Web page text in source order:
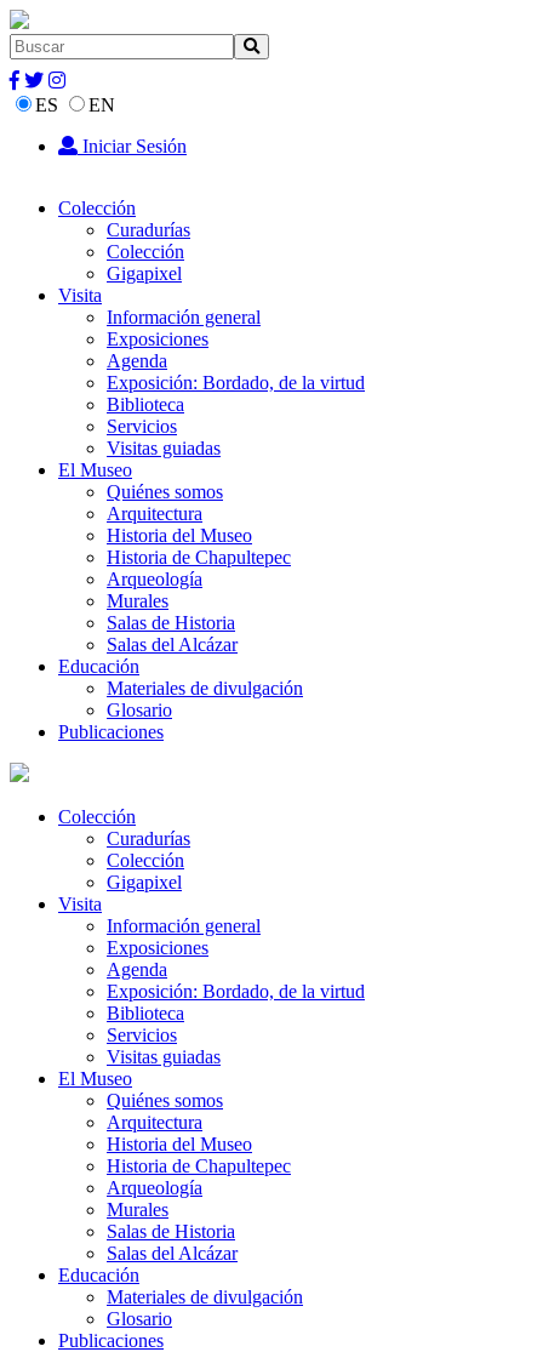
ES
EN
Iniciar Sesión
Colección
Curadurías
Colección
Gigapixel
Visita
Información general
Exposiciones
Agenda
Exposición: Bordado, de la virtud
Biblioteca
Servicios
Visitas guiadas
El Museo
Quiénes somos
Arquitectura
Historia del Museo
Historia de Chapultepec
Arqueología
Murales
Salas de Historia
Salas del Alcázar
Educación
Materiales de divulgación
Glosario
Publicaciones
Colección
Curadurías
Colección
Gigapixel
Visita
Información general
Exposiciones
Agenda
Exposición: Bordado, de la virtud
Biblioteca
Servicios
Visitas guiadas
El Museo
Quiénes somos
Arquitectura
Historia del Museo
Historia de Chapultepec
Arqueología
Murales
Salas de Historia
Salas del Alcázar
Educación
Materiales de divulgación
Glosario
Publicaciones